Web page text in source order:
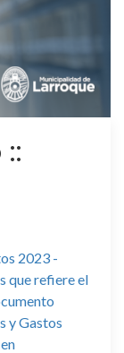
2023 -
que refiere el
y Gastos